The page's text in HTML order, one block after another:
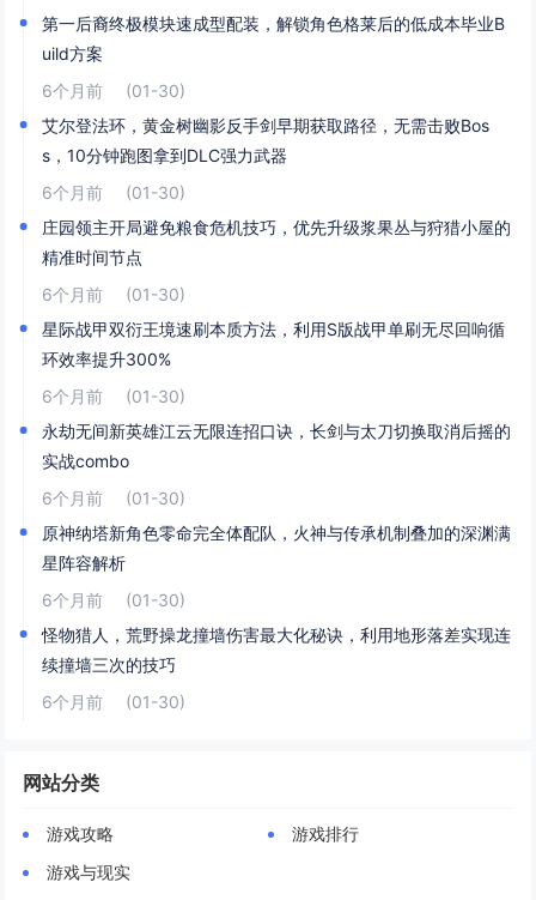
第一后裔终极模块速成型配装，解锁角色格莱后的低成本毕业B
uild方案
6个月前
(01-30)
艾尔登法环，黄金树幽影反手剑早期获取路径，无需击败Bos
s，10分钟跑图拿到DLC强力武器
6个月前
(01-30)
庄园领主开局避免粮食危机技巧，优先升级浆果丛与狩猎小屋的
精准时间节点
6个月前
(01-30)
星际战甲双衍王境速刷本质方法，利用S版战甲单刷无尽回响循
环效率提升300%
6个月前
(01-30)
永劫无间新英雄江云无限连招口诀，长剑与太刀切换取消后摇的
实战combo
6个月前
(01-30)
原神纳塔新角色零命完全体配队，火神与传承机制叠加的深渊满
星阵容解析
6个月前
(01-30)
怪物猎人，荒野操龙撞墙伤害最大化秘诀，利用地形落差实现连
续撞墙三次的技巧
6个月前
(01-30)
网站分类
游戏攻略
游戏排行
游戏与现实